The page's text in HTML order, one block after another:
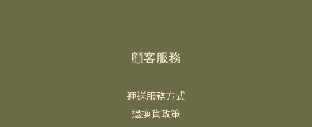
顧客服務
運送服務方式
退換貨政策